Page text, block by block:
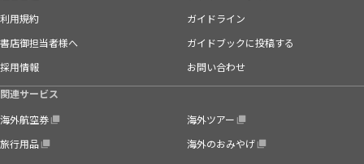
利用規約
ガイドライン
書店御担当者様へ
ガイドブックに投稿する
採用情報
お問い合わせ
関連サービス
海外航空券
海外ツアー
旅行用品
海外のおみやげ